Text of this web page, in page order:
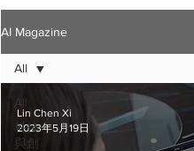
AI Magazine
All
科技
與創
All
Lin Chen Xi
2023年5月19日